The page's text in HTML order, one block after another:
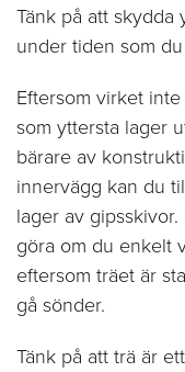
Tänk på att
under tiden som
Eftersom virket
som yttersta lager
bärare av
innervägg kan du
lager av
göra om du enkelt
eftersom träet är
gå sönder.
Tänk på att trä är